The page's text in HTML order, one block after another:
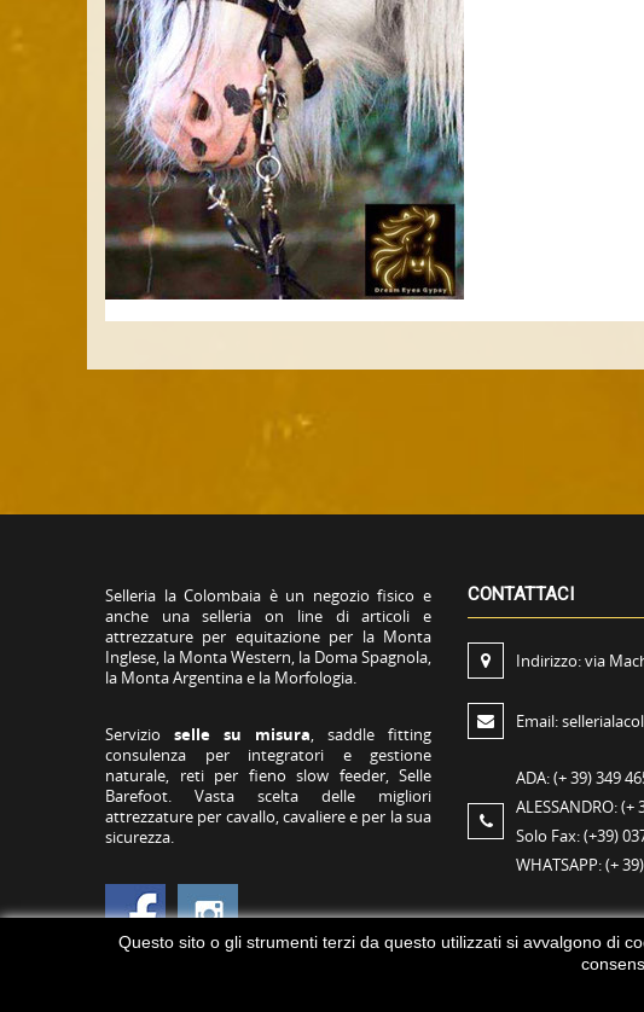
Questo sito o gli strumenti terzi da questo utilizzati si avvalgono di
Selleria la Colombaia è un negozio fisico e
anche una selleria on line di articoli e
attrezzature per equitazione per la Monta
Inglese, la Monta Western, la Doma Spagnola,
la Monta Argentina e la Morfologia.
Servizio selle su misura, saddle fitting
consulenza per integratori e gestione
naturale, reti per fieno slow feeder, Selle
Barefoot. Vasta scelta delle migliori
attrezzature per cavallo, cavaliere e per la sua
sicurezza.
CONTATTACI
Indirizzo:via
Email:
ADA:(+ 39) 349
ALESSANDRO:(+
Solo Fax:(+39)
WHATSAPP:(+